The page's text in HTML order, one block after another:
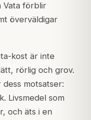
Vata förblir
överväldigar
kost är inte
rörlig och grov.
dess motsatser:
Livsmedel som
och äts i en